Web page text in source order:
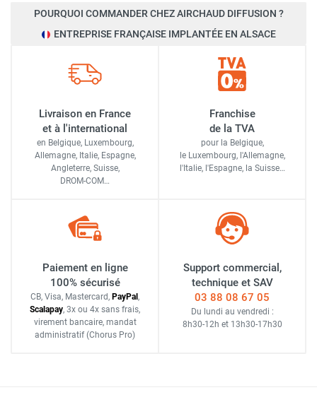
POURQUOI COMMANDER CHEZ AIRCHAUD DIFFUSION ?
ENTREPRISE FRANÇAISE IMPLANTÉE EN ALSACE
Livraison en France
et à l'international
en Belgique, Luxembourg,
Allemagne, Italie, Espagne,
Angleterre, Suisse,
DROM-COM…
Franchise
de la TVA
pour la Belgique,
le Luxembourg, l'Allemagne,
l'Italie, l'Espagne, la Suisse…
Paiement en ligne
100% sécurisé
CB, Visa, Mastercard, PayPal ,
Scalapay, 3x ou 4x sans frais,
virement bancaire, mandat
administratif (Chorus Pro)
Support commercial,
technique et SAV
03 88 08 67 05
Du lundi au vendredi :
8h30-12h et 13h30-17h30